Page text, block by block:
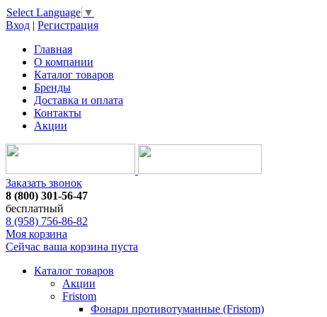
Select Language ▼
Вход | Регистрация
Главная
О компании
Каталог товаров
Бренды
Доставка и оплата
Контакты
Акции
Заказать звонок
8 (800) 301-56-47
бесплатный
8 (958) 756-86-82
Моя корзина
Сейчас ваша корзина пуста
Каталог товаров
Акции
Fristom
Фонари противотуманные (Fristom)